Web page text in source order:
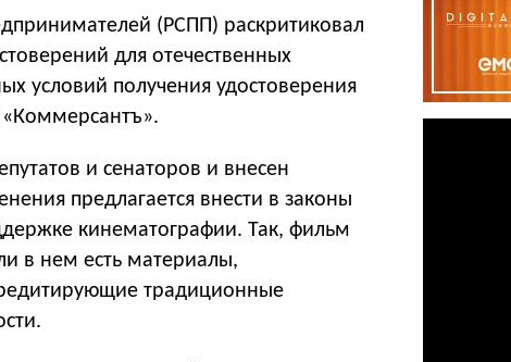
(РСПП) раскритиковал
для отечественных
условий получения удостоверения
«Коммерсантъ».
и сенаторов и внесен
предлагается внести в законы
кинематографии. Так, фильм
в нем есть материалы,
традиционные